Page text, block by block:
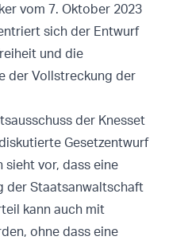
vom 7. Oktober 2023
sich der Entwurf
und die
der Vollstreckung der
der Knesset
Gesetzentwurf
sieht vor, dass eine
der Staatsanwaltschaft
kann auch mit
ohne dass eine